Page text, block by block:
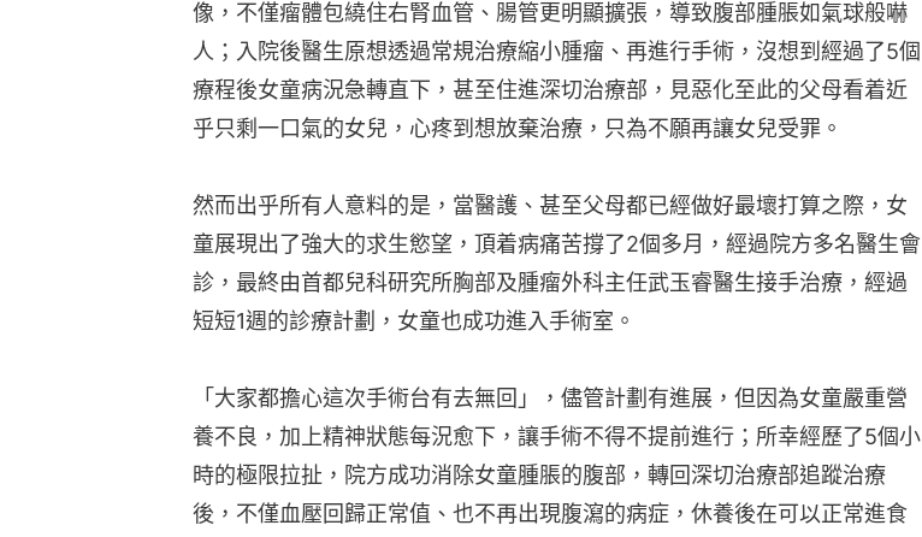
像，不僅瘤體包繞住右腎血管、腸管更明顯擴張，導致腹部腫脹如氣球般嚇
人；入院後醫生原想透過常規治療縮小腫瘤、再進行手術，沒想到經過了5個
療程後女童病況急轉直下，甚至住進深切治療部，見惡化至此的父母看着近
乎只剩一口氣的女兒，心疼到想放棄治療，只為不願再讓女兒受罪。
然而出乎所有人意料的是，當醫護、甚至父母都已經做好最壞打算之際，女
童展現出了強大的求生慾望，頂着病痛苦撐了2個多月，經過院方多名醫生會
診，最終由首都兒科研究所胸部及腫瘤外科主任武玉睿醫生接手治療，經過
短短1週的診療計劃，女童也成功進入手術室。
「大家都擔心這次手術台有去無回」，儘管計劃有進展，但因為女童嚴重營
養不良，加上精神狀態每況愈下，讓手術不得不提前進行；所幸經歷了5個小
時的極限拉扯，院方成功消除女童腫脹的腹部，轉回深切治療部追蹤治療
後，不僅血壓回歸正常值、也不再出現腹瀉的病症，休養後在可以正常進食